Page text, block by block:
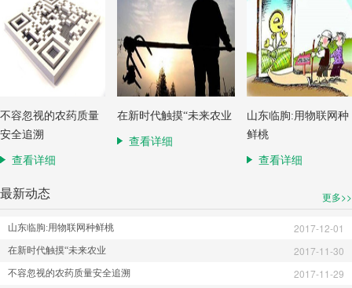
不容忽视的农药质量
安全追溯
查看详细
在新时代触摸“未来农业
查看详细
山东临朐:用物联网种
鲜桃
查看详细
最新动态 更多>>
山东临朐:用物联网种鲜桃 2017-12-01
在新时代触摸“未来农业 2017-11-30
不容忽视的农药质量安全追溯 2017-11-29